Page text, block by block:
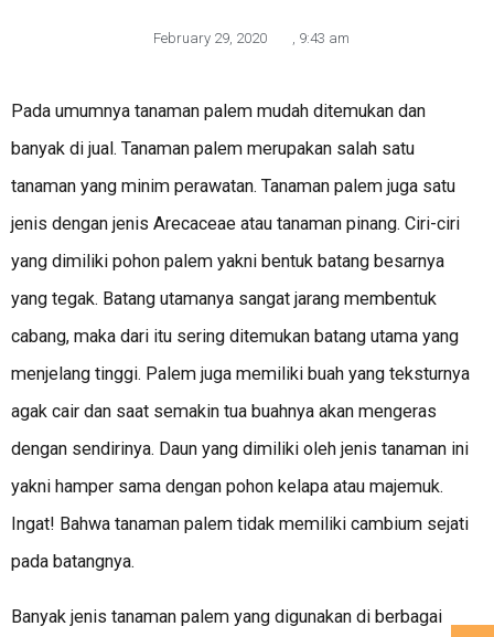
February 29, 2020 9:43 am
Pada umumnya tanaman palem mudah ditemukan dan
banyak di jual. Tanaman palem merupakan salah satu
tanaman yang minim perawatan. Tanaman palem juga satu
jenis dengan jenis Arecaceae atau tanaman pinang. Ciri-ciri
yang dimiliki pohon palem yakni bentuk batang besarnya
yang tegak. Batang utamanya sangat jarang membentuk
cabang, maka dari itu sering ditemukan batang utama yang
menjelang tinggi. Palem juga memiliki buah yang teksturnya
agak cair dan saat semakin tua buahnya akan mengeras
dengan sendirinya. Daun yang dimiliki oleh jenis tanaman ini
yakni hamper sama dengan pohon kelapa atau majemuk.
Ingat! Bahwa tanaman palem tidak memiliki cambium sejati
pada batangnya.
Banyak jenis tanaman palem yang digunakan di berbagai